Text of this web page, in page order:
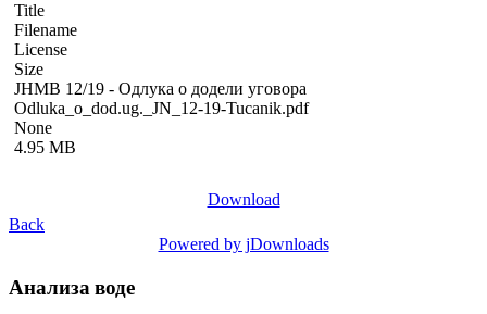
Title
Filename
License
Size
ЈНМВ 12/19 - Одлука о додели уговора
Odluka_o_dod.ug._JN_12-19-Tucanik.pdf
None
4.95 MB
Download
Back
Powered by jDownloads
Анализа воде